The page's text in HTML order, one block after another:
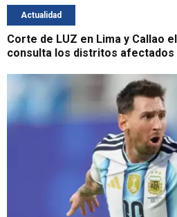
Actualidad
Corte de LUZ en Lima y Callao
consulta los distritos afectados